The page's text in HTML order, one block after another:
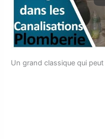
Un grand classique qui